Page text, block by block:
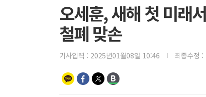
오세훈, 새해 첫 미래
철폐 맞손
기사입력 : 2025년01월08일 10:46 최종수정 :